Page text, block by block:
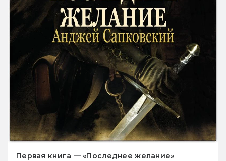
Первая книга — «Последнее желание»